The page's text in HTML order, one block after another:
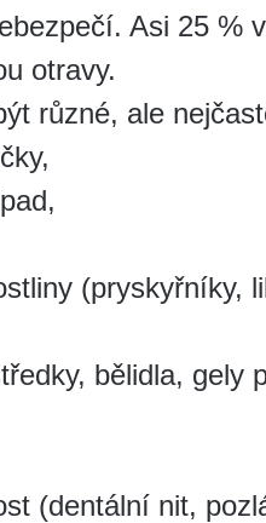
Asi 25 %
otravy.
různé, ale
(pryskyřníky,
bělidla, gely
(dentální nit,